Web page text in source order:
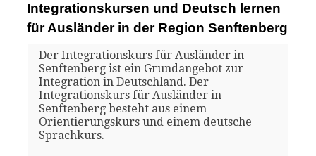
Integrationskursen und Deutsch lernen
für Ausländer in der Region Senftenberg
Der Integrationskurs für Ausländer in
Senftenberg ist ein Grundangebot zur
Integration in Deutschland. Der
Integrationskurs für Ausländer in
Senftenberg besteht aus einem
Orientierungskurs und einem deutsche
Sprachkurs.